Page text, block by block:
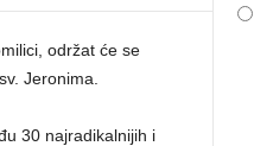
održat će se
Jeronima.
30 najradikalnijih i